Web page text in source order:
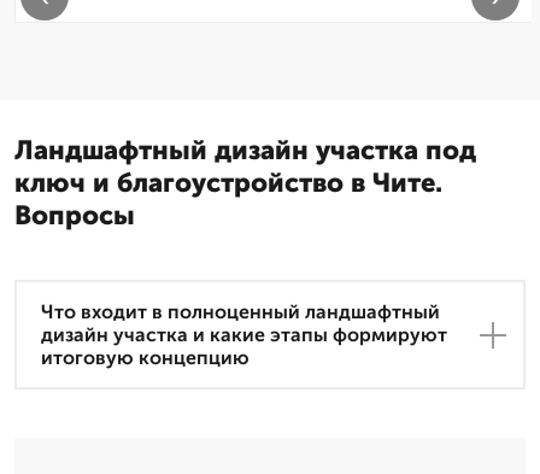
Ландшафтный дизайн участка под
ключ и благоустройство в Чите.
Вопросы
Что входит в полноценный ландшафтный
дизайн участка и какие этапы формируют
итоговую концепцию